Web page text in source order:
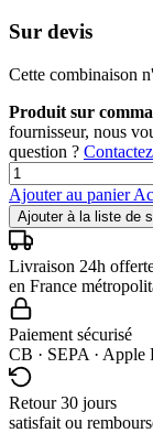
Sur devis
Cette combinaison
Produit sur
fournisseur, nous
question ?
Ajouter au panier
Ajouter à la liste de
Livraison 24h
en France
Paiement sécurisé
CB · SEPA · Apple
Retour 30 jours
satisfait ou